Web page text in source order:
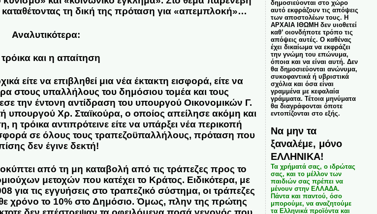
καταθέτοντας τη δική της πρόταση για «απεμπλοκή»…
Αναλυτικότερα:
και η απαίτηση
είτε να επιβληθεί μια νέα έκτακτη εισφορά, είτε να
στους υπαλλήλους του δημόσιου τομέα και τους
την έντονη αντίδραση του υπουργού Οικονομικών Γ.
υπουργού Χρ. Σταϊκούρα, ο οποίος απείλησε ακόμη και
η τρόικα αντιπρότεινε είτε να υπάρξει νέα περικοπή
σε όλους τους τραπεζοϋπαλλήλους, πρόταση που
δεν έγινε δεκτή!
από τη μη καταβολή από τις τράπεζες προς το
μετοχών που κατέχει το Κράτος. Ειδικότερα, με
τις εγγυήσεις στο τραπεζικό σύστημα, οι τράπεζες
χρόνο το 10% στο Δημόσιο. Όμως, πλην της πρώτης
δημοσιεύονται στο χώρο
αυτό εκφράζουν τις απόψεις
των αποστολέων τους. Η
ΑΡΧΑΙΑ ΙΘΩΜΗ δεν υιοθετεί
καθ’ οιονδήποτε τρόπο τις
απόψεις αυτές. Ο καθένας
έχει δικαίωμα να εκφράζει
την γνώμη του επώνυμα,
όποια και να είναι αυτή. Δεν
θα δημοσιεύονται ανώνυμα,
συκοφαντικά ή υβριστικά
σχόλια και όσα είναι
γραμμένα με κεφαλαία
γράμματα. Τέτοια μηνύματα
θα διαγράφονται όποτε
εντοπίζονται στο εξής.
Να μην τα
ξαναλέμε, μόνο
ΕΛΛΗΝΙΚΑ!
Τα χρήματά σας, ο ιδρώτας
σας, και το μέλλον των
παιδιών σας πρέπει να
μένουν στην ΕΛΛΑΔΑ.
Πάντα και παντού, όσο
μπορούμε, να αναζητούμε
τα Ελληνικά προϊόντα και